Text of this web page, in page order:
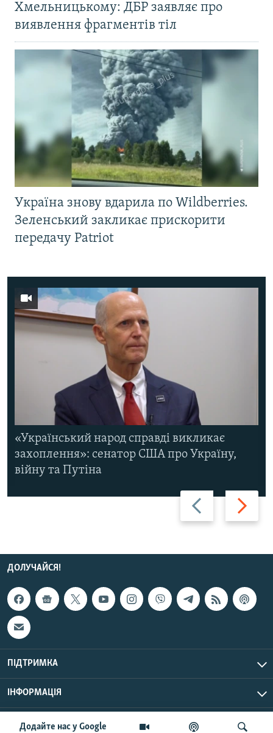
Додайте нас у Google
Хмельницькому: ДБР заявляє про
виявлення фрагментів тіл
Україна знову вдарила по Wildberries.
Зеленський закликає прискорити
передачу Patriot
Назад Вперед
«Український народ справді викликає
захоплення»: сенатор США про Україну,
війну та Путіна
ДОЛУЧАЙСЯ!
ПІДТРИМКА
ІНФОРМАЦІЯ
© Радіо Свобода, 2026 | Усі права застережено.
UTC+3